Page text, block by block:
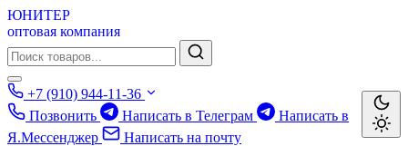
ЮНИТЕР
оптовая компания
+7 (910) 944-11-36
Позвонить
Написать в Телеграм
Написать в
Я.Мессенджер
Написать на почту